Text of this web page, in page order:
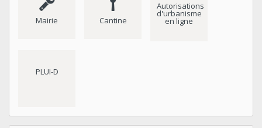
Mairie Cantine
Autorisations
d'urbanisme
en ligne
PLUI-D